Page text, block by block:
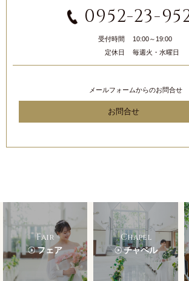
0952-23-
受付時間
10:00～19:00
定休日
毎週火・水曜日
メールフォームからのお問合せ
お問合せ
Fair
フェア
Chapel
チャペル